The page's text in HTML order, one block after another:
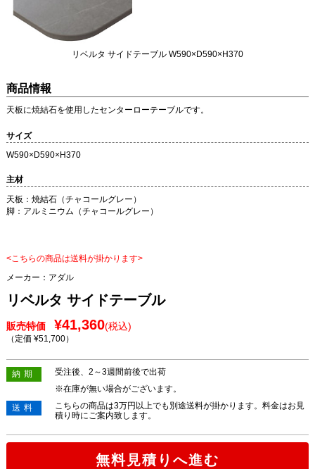
リベルタ サイドテーブル W590×D590×H370
商品情報
天板に焼結石を使用したセンターローテーブルです。
サイズ
W590×D590×H370
主材
天板：焼結石（チャコールグレー）
脚：アルミニウム（チャコールグレー）
<こちらの商品は送料が掛かります>
メーカー： アダル
リベルタ サイドテーブル
販売特価 ¥41,360(税込)
（定価 ¥51,700）
納期
受注後、2～3週間前後で出荷
※在庫が無い場合がございます。
送料
こちらの商品は3万円以上でも別途送料が掛かります。料金はお見
積り時にご案内致します。
無料見積りへ進む